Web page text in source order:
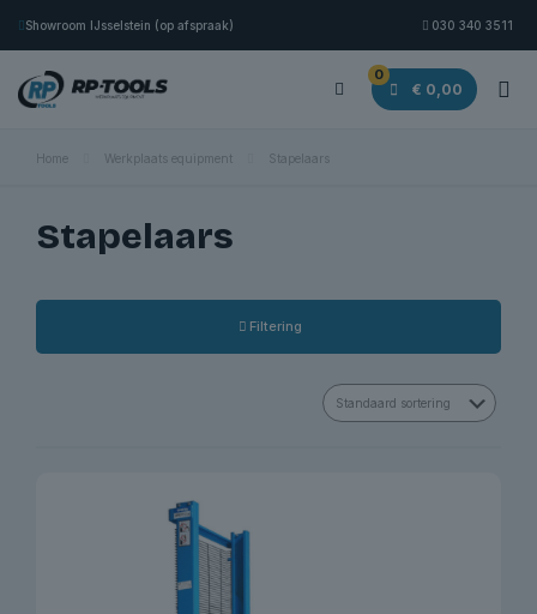
Showroom IJsselstein (op afspraak) 030 340 3511
0
€ 0,00
Home Werkplaats equipment Stapelaars
Stapelaars
Filtering